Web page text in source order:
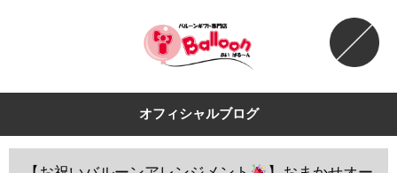
オフィシャルブログ